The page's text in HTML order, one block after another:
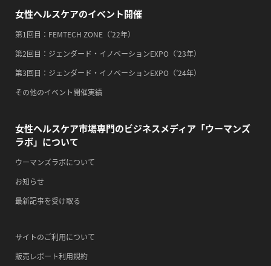
2026/09/15(火)
・世界アルツハイマー月間
・健康増進普及月間
・歯ヂカラ探究月間
・職場の健康診断実施強化月間
2026/09/16(水)
・がん征圧月間
・世界アルツハイマー月間
・健康増進普及月間
・歯ヂカラ探究月間
・自殺予防週間
2026/09/17(木)
女性ヘルスケアのイベント開催
第1回目：FEMTECH ZONE（’22年）
第2回目：ジェンダード・イノベーションEXPO（’23年）
第3回目：ジェンダード・イノベーションEXPO（’24年）
その他のイベント開催実績
女性ヘルスケア市場専門のビジネスメディア「ウーマンズ
ラボ」について
ウーマンズラボについて
お知らせ
最新記事を受け取る
サイトのご利用について
販売レポート利用規約